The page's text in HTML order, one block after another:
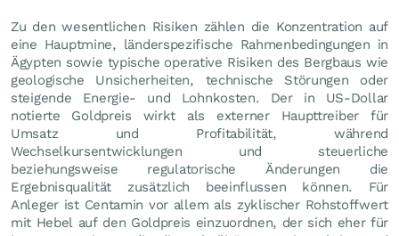
Zu den wesentlichen Risiken zählen die Konzentration auf
eine Hauptmine, länderspezifische Rahmenbedingungen in
Ägypten sowie typische operative Risiken des Bergbaus wie
geologische Unsicherheiten, technische Störungen oder
steigende Energie- und Lohnkosten. Der in US-Dollar
notierte Goldpreis wirkt als externer Haupttreiber für
Umsatz und Profitabilität, während
Wechselkursentwicklungen und steuerliche
beziehungsweise regulatorische Änderungen die
Ergebnisqualität zusätzlich beeinflussen können. Für
Anleger ist Centamin vor allem als zyklischer Rohstoffwert
mit Hebel auf den Goldpreis einzuordnen, der sich eher für